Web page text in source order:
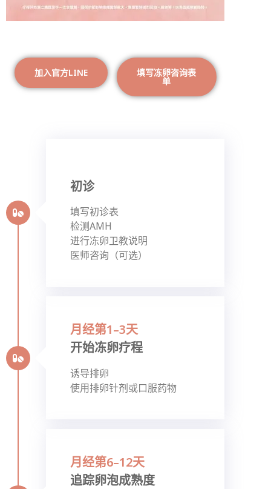
加入官方LINE 填写冻卵咨询表
单
初诊
填写初诊表
检测AMH
进行冻卵卫教说明
医师咨询（可选）
月经第1–3天
开始冻卵疗程
诱导排卵
使用排卵针剂或口服药物
月经第6–12天
追踪卵泡成熟度